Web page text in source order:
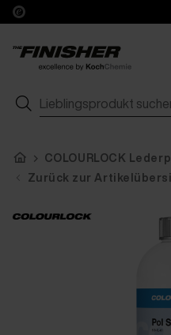
COLOURLOCK
Zurück zur